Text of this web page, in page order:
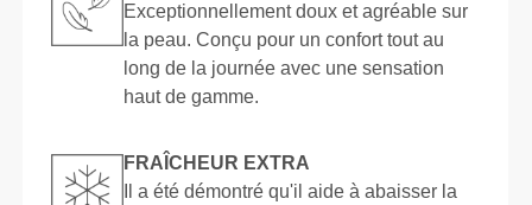
Exceptionnellement doux et agréable sur
la peau. Conçu pour un confort tout au
long de la journée avec une sensation
haut de gamme.
FRAÎCHEUR EXTRA
Il a été démontré qu'il aide à abaisser la